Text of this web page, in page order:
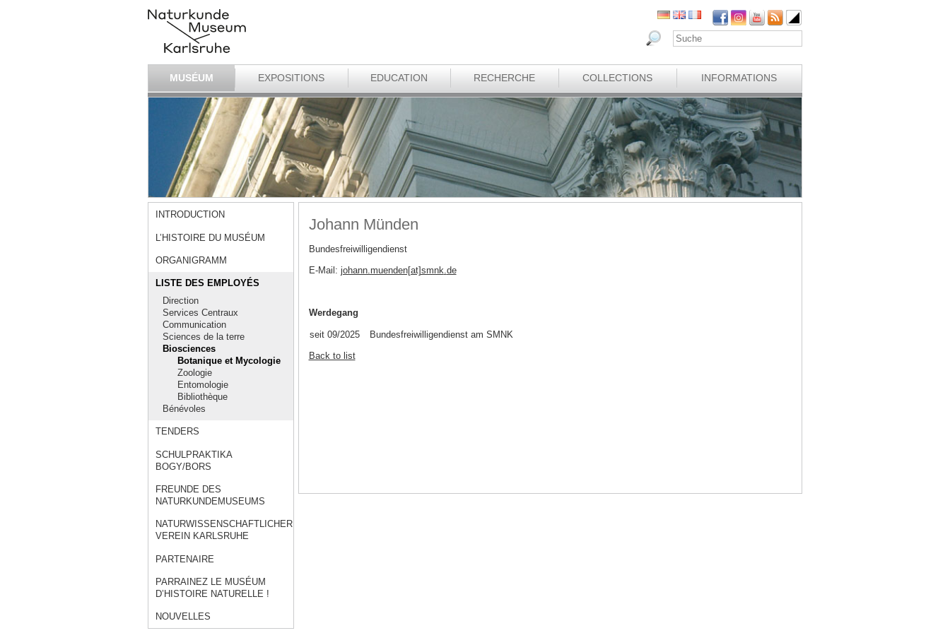
MUSÉUM EXPOSITIONS EDUCATION RECHERCHE COLLECTIONS INFORMATIONS
INTRODUCTION
L’HISTOIRE DU MUSÉUM
ORGANIGRAMM
LISTE DES EMPLOYÉS
Direction
Services Centraux
Communication
Sciences de la terre
Biosciences
Botanique et Mycologie
Zoologie
Entomologie
Bibliothèque
Bénévoles
TENDERS
SCHULPRAKTIKA
BOGY/BORS
FREUNDE DES
NATURKUNDEMUSEUMS
NATURWISSENSCHAFTLICHER
VEREIN KARLSRUHE
PARTENAIRE
PARRAINEZ LE MUSÉUM
D’HISTOIRE NATURELLE !
NOUVELLES
Johann Münden
Bundesfreiwilligendienst
E-Mail: johann.muenden[at]smnk.de
Werdegang
seit 09/2025 Bundesfreiwilligendienst am SMNK
Back to list